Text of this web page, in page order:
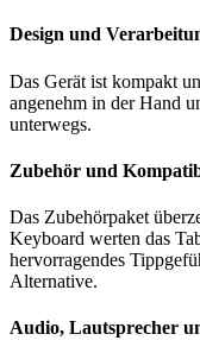
Design und
Das Gerät ist kompakt
angenehm in der Hand
unterwegs.
Zubehör und
Das Zubehörpaket
Keyboard werten das
hervorragendes
Alternative.
Audio, Lautsprecher